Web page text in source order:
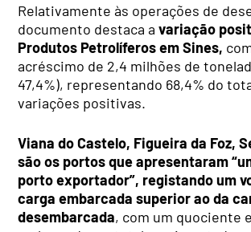
Relativamente às operações de
documento destaca a variação
Produtos Petrolíferos em Sines,
acréscimo de 2,4 milhões de
47,4%), representando 68,4% do
variações positivas.
Viana do Castelo, Figueira da Foz,
são os portos que apresentaram
porto exportador”, registando um
carga embarcada superior ao da
desembarcada, com um quociente